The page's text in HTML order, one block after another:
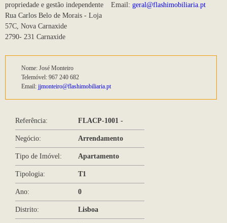
propriedade e gestão independente
Rua Carlos Belo de Morais - Loja
57C, Nova Carnaxide
2790- 231 Carnaxide
Email: geral@flashimobiliaria.pt
Nome: José Monteiro
Telemóvel: 967 240 682
Email: jjmonteiro@flashimobiliaria.pt
Referência: FLACP-1001 -
Negócio: Arrendamento
Tipo de Imóvel: Apartamento
Tipologia: T1
Ano: 0
Distrito: Lisboa